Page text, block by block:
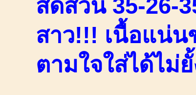
สัดส่วน 35-26-
สาว!!! เนื้อแน่
ตามใจใส่ได้ไม่